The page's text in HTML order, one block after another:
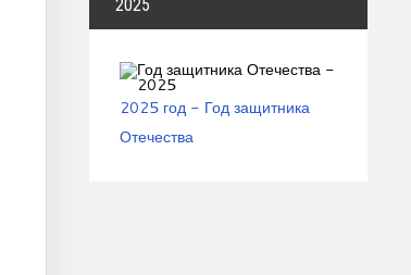
2025
2025 год - Год защитника
Отечества